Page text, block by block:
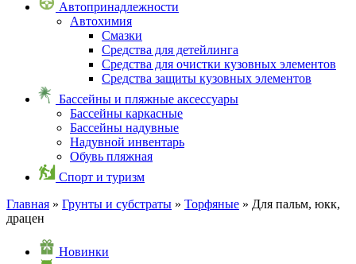
Автопринадлежности
Автохимия
Смазки
Средства для детейлинга
Средства для очистки кузовных элементов
Средства защиты кузовных элементов
Бассейны и пляжные аксессуары
Бассейны каркасные
Бассейны надувные
Надувной инвентарь
Обувь пляжная
Спорт и туризм
Главная » Грунты и субстраты » Торфяные » Для пальм, юкк,
драцен
Новинки